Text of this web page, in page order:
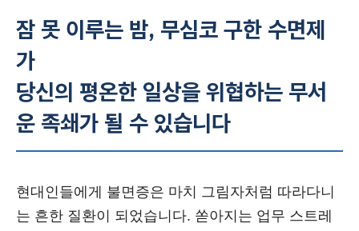
잠 못 이루는 밤, 무심코 구한 수면제
가
당신의 평온한 일상을 위협하는 무서
운 족쇄가 될 수 있습니다
현대인들에게 불면증은 마치 그림자처럼 따라다니
는 흔한 질환이 되었습니다. 쏟아지는 업무 스트레